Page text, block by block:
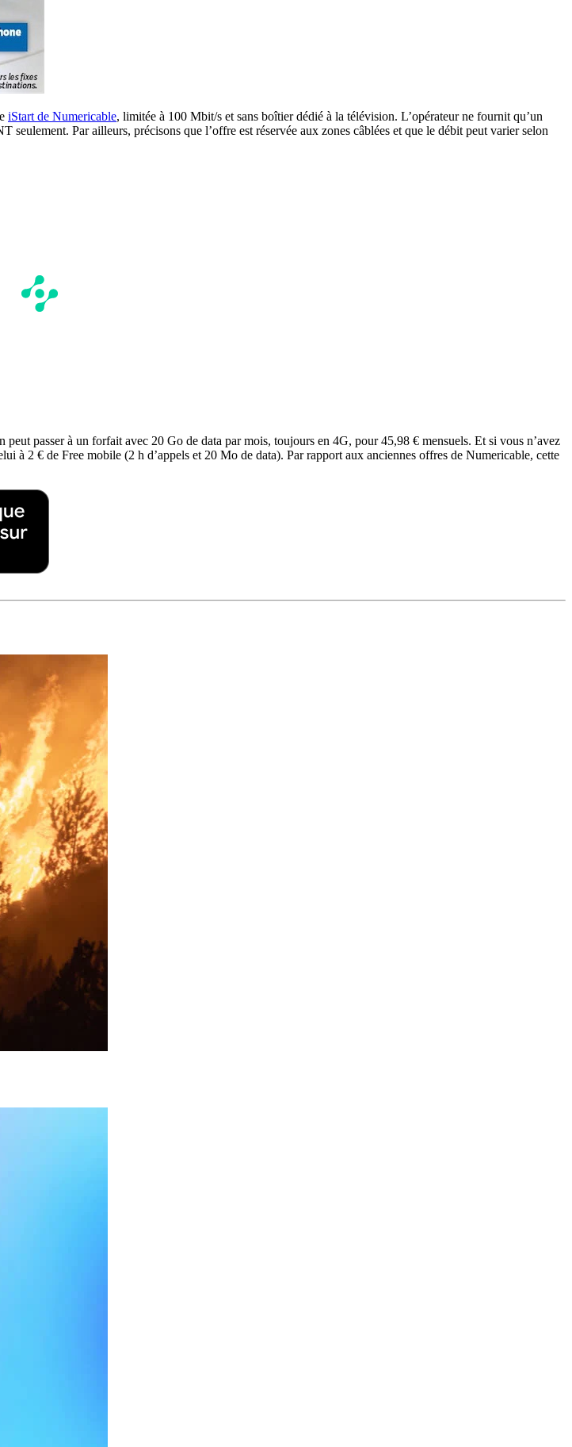
iStart de Numericable, limitée à 100 Mbit/s et sans boîtier dédié à la télévision. L’opérateur ne fournit qu’un
Par ailleurs, précisons que l’offre est réservée aux zones câblées et que le débit peut varier selon
passer à un forfait avec 20 Go de data par mois, toujours en 4G, pour 45,98 € mensuels. Et si vous n’avez
à 2 € de Free mobile (2 h d’appels et 20 Mo de data). Par rapport aux anciennes offres de Numericable, cette